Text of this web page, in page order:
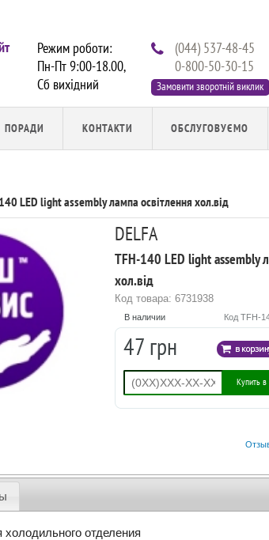
(044) 537-48-45
0-800-50-30-15
Замовити зворотній виклик
Режим роботи:
Пн-Пт 9:00-18.00,
Сб вихiдний
ПОРАДИ КОНТАКТИ ОБСЛУГОВУЄМО
LED light assembly лампа освітлення хол.від
DELFA
TFH-140 LED light assembly
хол.від
Код товара: 6731938
Код TFH-
В наличии
47 грн
Купить в
отделения